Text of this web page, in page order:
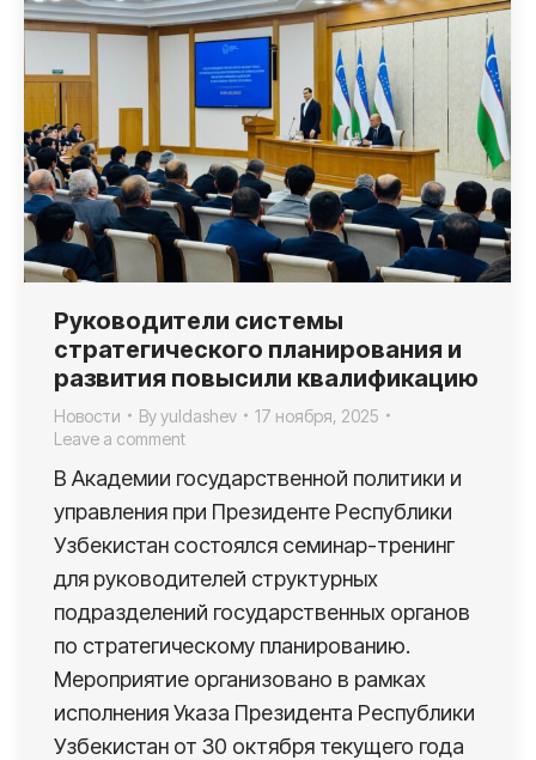
Руководители системы
стратегического планирования и
развития повысили квалификацию
Новости Byyuldashev
17 ноября, 2025
Leave a comment
В Академии государственной политики и
управления при Президенте Республики
Узбекистан состоялся семинар-тренинг
для руководителей структурных
подразделений государственных органов
по стратегическому планированию.
Мероприятие организовано в рамках
исполнения Указа Президента Республики
Узбекистан от 30 октября текущего года